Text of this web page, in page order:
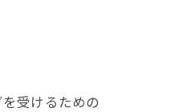
受けるための